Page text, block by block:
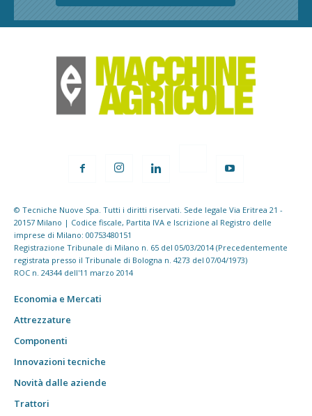
© Tecniche Nuove Spa. Tutti i diritti riservati. Sede legale Via Eritrea 21 -
20157 Milano | Codice fiscale, Partita IVA e Iscrizione al Registro delle
imprese di Milano: 00753480151
Registrazione Tribunale di Milano n. 65 del 05/03/2014 (Precedentemente
registrata presso il Tribunale di Bologna n. 4273 del 07/04/1973)
ROC n. 24344 dell'11 marzo 2014
Economia e Mercati
Attrezzature
Componenti
Innovazioni tecniche
Novità dalle aziende
Trattori